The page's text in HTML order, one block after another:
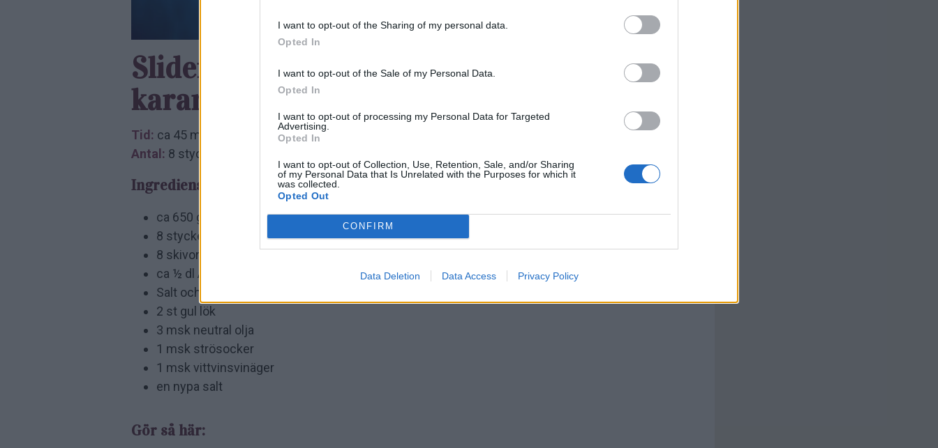
I want to opt-out of the Sharing of my personal data.
Opted In
I want to opt-out of the Sale of my Personal Data.
Opted In
I want to opt-out of processing my Personal Data for Targeted
Advertising.
Opted In
I want to opt-out of Collection, Use, Retention, Sale, and/or Sharing
of my Personal Data that Is Unrelated with the Purposes for which it
was collected.
Opted Out
CONFIRM
Data Deletion Data Access Privacy Policy
Slider Smash ­Burgers med
karamelliserad lök
Tid: ca 45 minuter
Antal: 8 stycken
Ingredienser:
ca 650 g nötfärs
8 stycken slider hamburgerbröd
8 skivor cheddarost
ca ½ dl Amerikansk Yellow Mustard
Salt och nymalen svartpeppar
2 st gul lök
3 msk neutral olja
1 msk strösocker
1 msk vittvinsvinäger
en nypa salt
Gör så här: